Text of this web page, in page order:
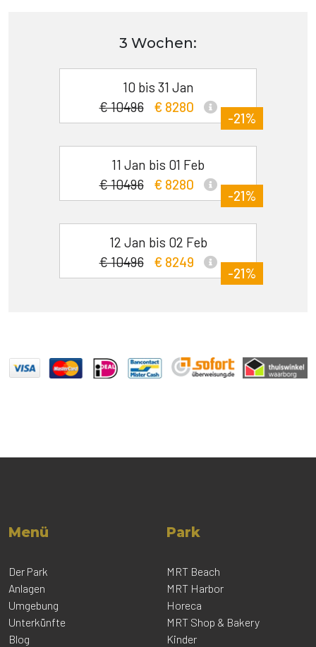
3 Wochen:
10 bis 31 Jan
€ 10496
€ 8280
-21%
11 Jan bis 01 Feb
€ 10496
€ 8280
-21%
12 Jan bis 02 Feb
€ 10496
€ 8249
-21%
Menü
Der Park
Anlagen
Umgebung
Unterkünfte
Blog
Park
MRT Beach
MRT Harbor
Horeca
MRT Shop & Bakery
Kinder